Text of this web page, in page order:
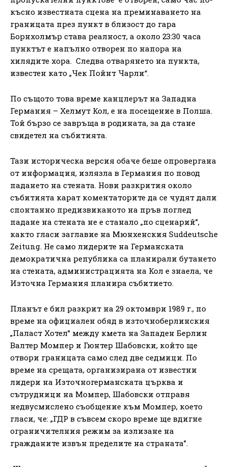
късно известната сцена на преминаването на
границата през пункт в близост до гара
Борнхолмър става реалност, а около 23:30 часа
пунктът е напълно отворен по напора на
хилядите хора. Следва отварянето на пункта,
известен като „Чек Пойнт Чарли“.
По същото това време канцлерът на Западна
Германия – Хелмут Кол, е на посещение в Полша.
Той бързо се завръща в родината, за да стане
свидетел на събитията.
Тази историческа версия обаче беше опровергана
от информация, излязла в Германия по повод
падането на стената. Нови разкрития около
събитията карат коментаторите да се чудят дали
спонтанно предизвиканото на пръв поглед
падане на стената не е станало „по сценарий”,
както гласи заглавие на Мюнхенския Suddeutsche
Zeitung. Не само лидерите на Германската
демократична република са планирали бутането
на стената, администрацията на Кол е знаела, че
Източна Германия планира събитието.
Планът е бил разкрит на 29 октомври 1989 г., по
време на официален обяд в източноберлинския
„Паласт Хотел” между кмета на Западен Берлин
Валтер Момпер и Гюнтер Шабовски, който ще
отвори границата само след две седмици. По
време на срещата, организирана от известни
лидери на Източногерманската църква и
сътрудници на Момпер, Шабовски отправя
недвусмислено съобщение към Момпер, което
гласи, че: „ГДР в съвсем скоро време ще вдигне
ограничителния режим за излизане на
гражданите извън пределите на страната”.